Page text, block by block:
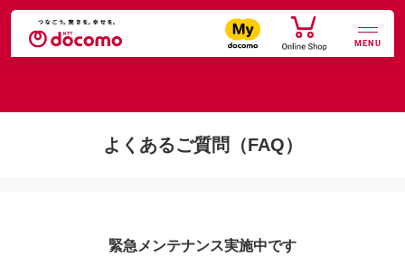
MENU
よくあるご質問（FAQ）
緊急メンテナンス実施中です